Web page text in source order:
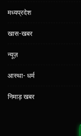
मध्यप्रदेश
खास-खबर
न्यूज़
आस्था- धर्म
निमाड़ खबर